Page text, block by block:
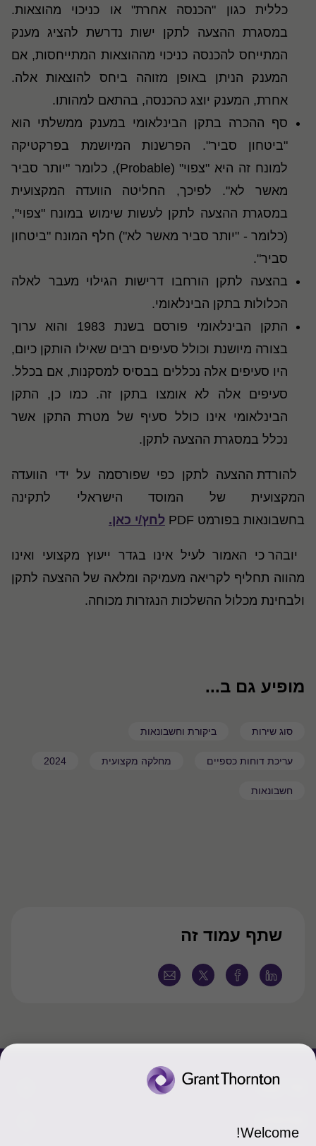
כללית כגון "הכנסה אחרת" או כניכוי מהוצאות.
במסגרת ההצעה לתקן ישות נדרשת להציג מענק
המתייחס להכנסה כניכוי מההוצאות המתייחסות, אם
המענק הניתן באופן מזוהה ביחס להוצאות אלה.
אחרת, המענק יוצג כהכנסה, בהתאם למהותו.
סף ההכרה בתקן הבינלאומי במענק ממשלתי הוא
"ביטחון סביר". הפרשנות המיושמת בפרקטיקה
למונח זה היא "צפוי" (Probable), כלומר "יותר סביר
מאשר לא". לפיכך, החליטה הוועדה המקצועית
במסגרת ההצעה לתקן לעשות שימוש במונח "צפוי",
(כלומר - "יותר סביר מאשר לא") חלף המונח "ביטחון
סביר".
בהצעה לתקן הורחבו דרישות הגילוי מעבר לאלה
הכלולות בתקן הבינלאומי.
התקן הבינלאומי פורסם בשנת 1983 והוא ערוך
בצורה מיושנת וכולל סעיפים רבים שאילו הותקן כיום,
היו סעיפים אלה נכללים בבסיס למסקנות, אם בכלל.
סעיפים אלה לא אומצו בתקן זה. כמו כן, התקן
הבינלאומי אינו כולל סעיף של מטרת התקן אשר
נכלל במסגרת ההצעה לתקן.
להורדת ההצעה לתקן כפי שפורסמה על ידי הוועדה
המקצועית של המוסד הישראלי לתקינה
בחשבונאות בפורמט
לחץ/י כאן.
יובהר כי האמור לעיל אינו בגדר ייעוץ מקצועי ואינו
מהווה תחליף לקריאה מעמיקה ומלאה של ההצעה לתקן
ולבחינת מכלול ההשלכות הנגזרות מכוחה.
מופיע גם ב...
סוג שירות ביקורת וחשבונאות
עריכת דוחות כספיים מחלקה מקצועית 2024
חשבונאות
שתף עמוד זה
צור קשר
Welcome!